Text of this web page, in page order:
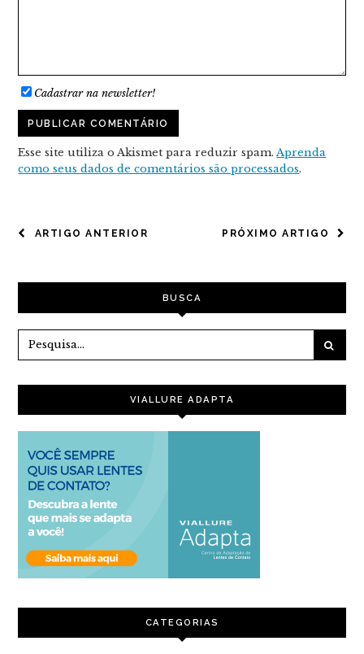
Cadastrar na newsletter!
Esse site utiliza o Akismet para reduzir spam.Aprenda
como seus dados de comentários são processados.
NAVEGAÇÃO
POST
PRÓXIMO ARTIGO
ARTIGO ANTERIOR
BUSCA
VIALLURE ADAPTA
CATEGORIAS